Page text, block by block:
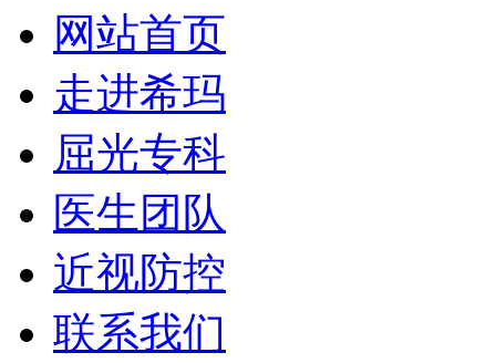
网站首页
走进希玛
屈光专科
医生团队
近视防控
联系我们